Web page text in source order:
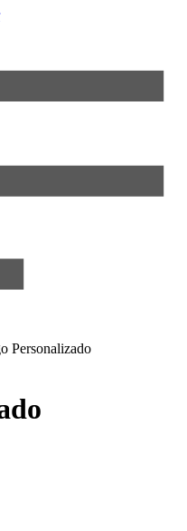
Personalizado